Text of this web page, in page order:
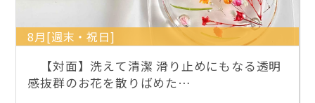
8月[週末・祝日]
【対面】洗えて清潔 滑り止めにもなる透明
感抜群のお花を散りばめた…